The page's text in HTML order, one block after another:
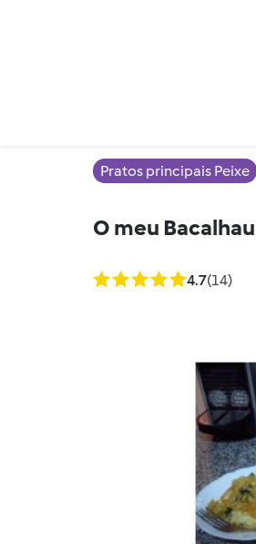
Pratos principais Peixe
O meu
4.7(14)